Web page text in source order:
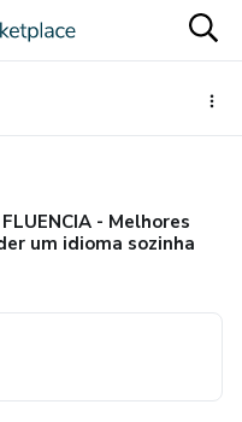
- Melhores
um idioma sozinha